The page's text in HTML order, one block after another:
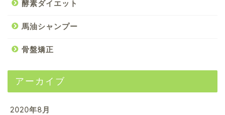
酵素ダイエット
馬油シャンプー
骨盤矯正
アーカイブ
2020年8月